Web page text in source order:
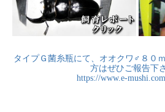
タイプＧ菌糸瓶にて、オオクワ♂８０
方はぜひご報告下
https://www.e-